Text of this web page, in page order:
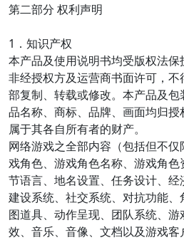
第二部分 权利声明
1．知识产权
本产品及使用说明书均受版权法
非经授权方及运营商书面许可，
部复制、转载或修改。本产品及
品名称、商标、品牌、画面均归
属于其各自所有者的财产。
网络游戏之全部内容（包括但不
戏角色、游戏角色名称、游戏角
节语言、地名设置、任务设计、
建设系统、社交系统、对抗功能
图道具、动作呈现、团队系统、
效、音乐、音像、文档以及游戏